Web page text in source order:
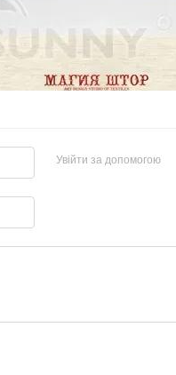
Увійти за допомогою